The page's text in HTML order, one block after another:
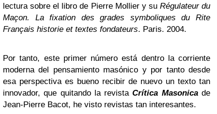
lectura sobre el libro de Pierre Mollier y su Régulateur du
Maçon. La fixation des grades symboliques du Rite
Français historie et textes fondateurs. Paris. 2004.
Por tanto, este primer número está dentro la corriente
moderna del pensamiento masónico y por tanto desde
esa perspectiva es bueno recibir de nuevo un texto tan
innovador, que quitando la revistaCrítica Masonicade
Jean-Pierre Bacot, he visto revistas tan interesantes.